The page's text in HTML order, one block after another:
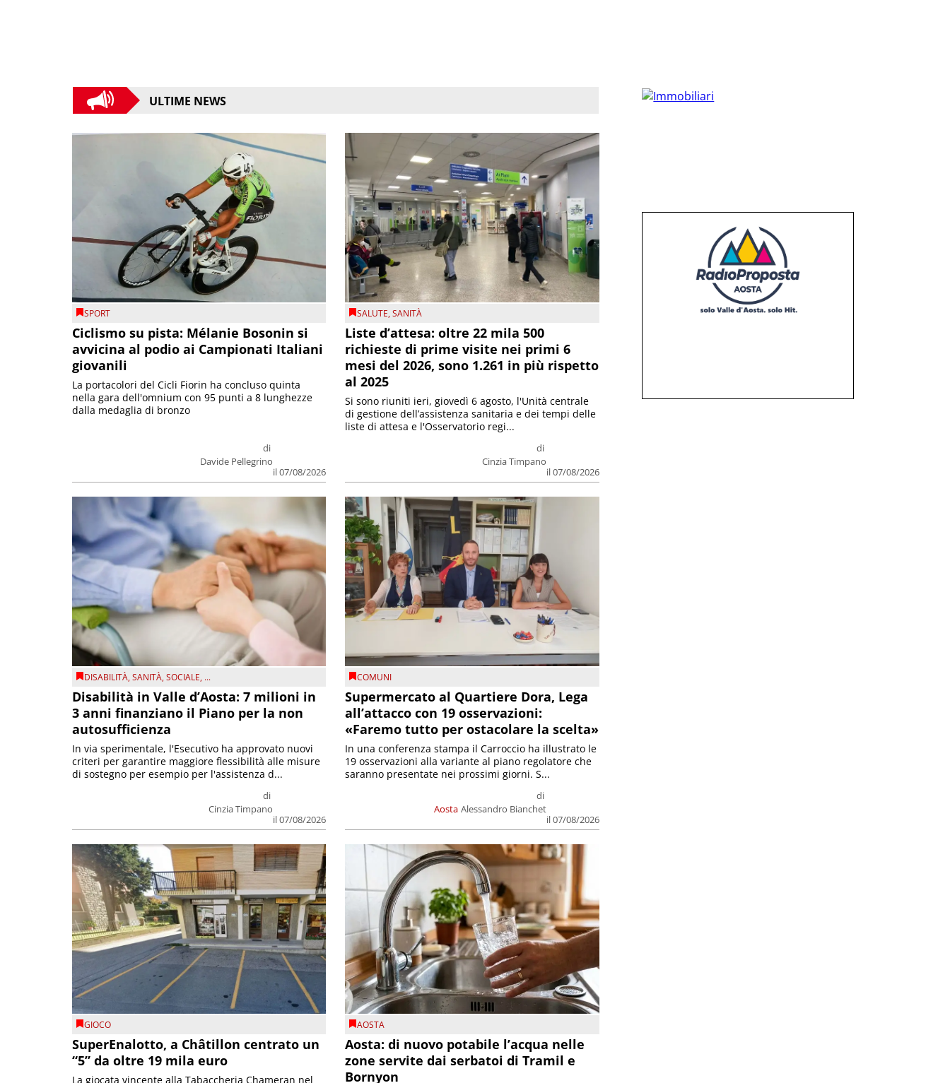
ULTIME NEWS
SPORT
Ciclismo su pista: Mélanie Bosonin si
avvicina al podio ai Campionati Italiani
giovanili
di
Davide Pellegrino
il 07/08/2026
La portacolori del Cicli Fiorin ha concluso quinta
nella gara dell'omnium con 95 punti a 8 lunghezze
dalla medaglia di bronzo
SALUTE,SANITÀ
Liste d’attesa: oltre 22 mila 500
richieste di prime visite nei primi 6
mesi del 2026, sono 1.261 in più rispetto
al 2025
di
Cinzia Timpano
il 07/08/2026
Si sono riuniti ieri, giovedì 6 agosto, l'Unità centrale
di gestione dell’assistenza sanitaria e dei tempi delle
liste di attesa e l'Osservatorio regi...
DISABILITÀ,SANITÀ,SOCIALE, ...
Disabilità in Valle d’Aosta: 7 milioni in
3 anni finanziano il Piano per la non
autosufficienza
di
Cinzia Timpano
il 07/08/2026
In via sperimentale, l'Esecutivo ha approvato nuovi
criteri per garantire maggiore flessibilità alle misure
di sostegno per esempio per l'assistenza d...
COMUNI
Supermercato al Quartiere Dora, Lega
all’attacco con 19 osservazioni:
«Faremo tutto per ostacolare la scelta»
Aosta
di
Alessandro Bianchet
il 07/08/2026
In una conferenza stampa il Carroccio ha illustrato le
19 osservazioni alla variante al piano regolatore che
saranno presentate nei prossimi giorni. S...
GIOCO
SuperEnalotto, a Châtillon centrato un
“5” da oltre 19 mila euro
La giocata vincente alla Tabaccheria Chameran nel
AOSTA
Aosta: di nuovo potabile l’acqua nelle
zone servite dai serbatoi di Tramil e
Bornyon